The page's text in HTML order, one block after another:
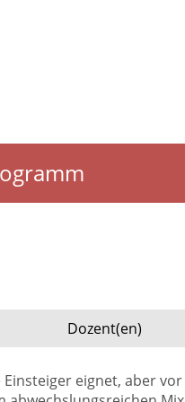
Dozent(en)
eignet, aber vor